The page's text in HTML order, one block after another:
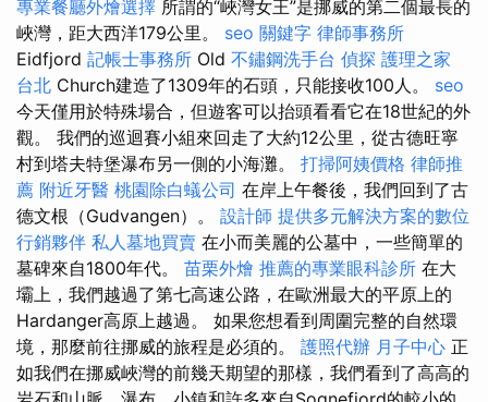
專業餐廳外燴選擇 所謂的“峽灣女王”是挪威的第二個最長的
峽灣，距大西洋179公里。 seo 關鍵字 律師事務所
Eidfjord 記帳士事務所 Old 不鏽鋼洗手台 偵探 護理之家
台北 Church建造了1309年的石頭，只能接收100人。 seo
今天僅用於特殊場合，但遊客可以抬頭看看它在18世紀的外
觀。 我們的巡迴賽小組來回走了大約12公里，從古德旺寧
村到塔夫特堡瀑布另一側的小海灘。 打掃阿姨價格 律師推
薦 附近牙醫 桃園除白蟻公司 在岸上午餐後，我們回到了古
德文根（Gudvangen）。 設計師 提供多元解決方案的數位
行銷夥伴 私人墓地買賣 在小而美麗的公墓中，一些簡單的
墓碑來自1800年代。 苗栗外燴 推薦的專業眼科診所 在大
壩上，我們越過了第七高速公路，在歐洲最大的平原上的
Hardanger高原上越過。 如果您想看到周圍完整的自然環
境，那麼前往挪威的旅程是必須的。 護照代辦 月子中心 正
如我們在挪威峽灣的前幾天期望的那樣，我們看到了高高的